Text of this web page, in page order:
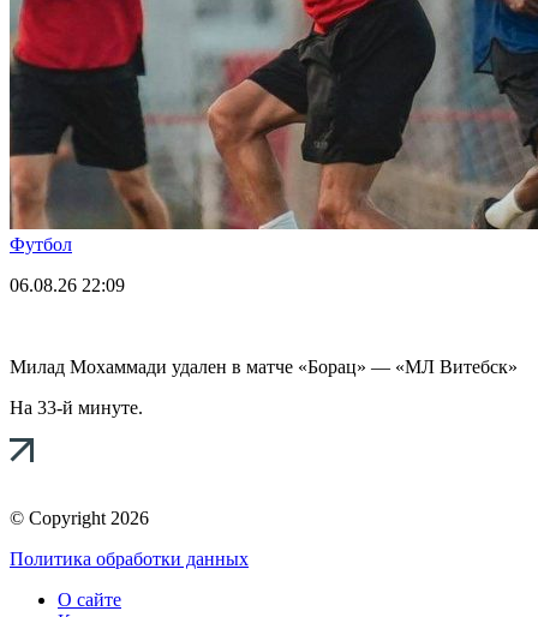
Футбол
06.08.26 22:09
Милад Мохаммади удален в матче «Борац» — «МЛ Витебск»
На 33-й минуте.
© Copyright 2026
Политика обработки данных
О сайте